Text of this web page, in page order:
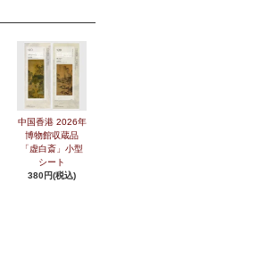
中国香港 2026年
博物館収蔵品
「虚白斎」小型
シート
380円(税込)